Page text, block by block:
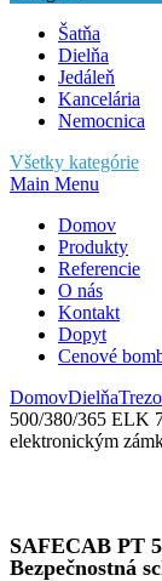
Šatňa
Dielňa
Jedáleň
Kancelária
Nemocnica
Všetky kategórie
Main Menu
Domov
Produkty
Referencie
O nás
Kontakt
Dopyt
Cenové
DomovDielňa
500/380/365 ELK
elektronickým
SAFECAB PT
Bezpečnostná